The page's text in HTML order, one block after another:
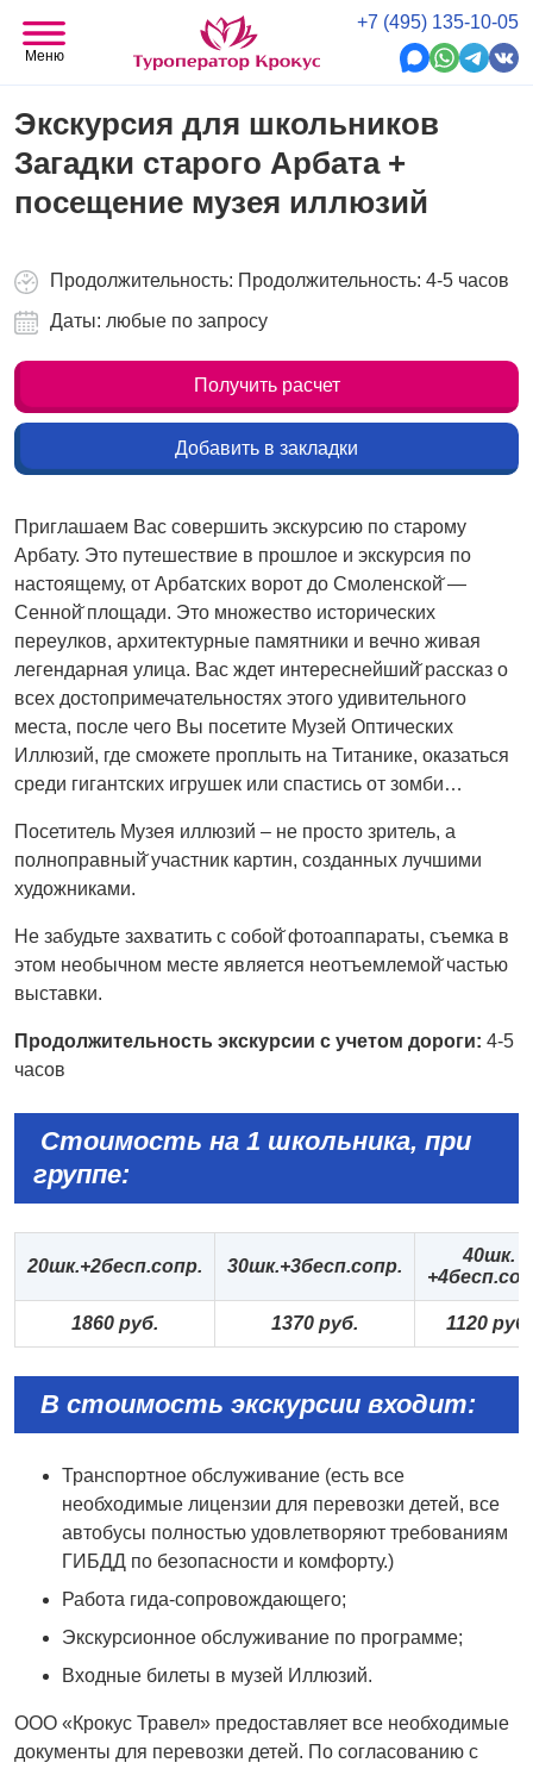
+7 (495) 135-10-05
Меню
Экскурсия для школьников
Загадки старого Арбата +
посещение музея иллюзий
Продолжительность: Продолжительность: 4-5 часов
Даты: любые по запросу
Получить расчет
Добавить в закладки
Приглашаем Вас совершить экскурсию по старому
Арбату. Это путешествие в прошлое и экскурсия по
настоящему, от Арбатских ворот до Смоленской̆ —
Сенной̆ площади. Это множество исторических
переулков, архитектурные памятники и вечно живая
легендарная улица. Вас ждет интереснейший̆ рассказ о
всех достопримечательностях этого удивительного
места, после чего Вы посетите Музей Оптических
Иллюзий, где сможете проплыть на Титанике, оказаться
среди гигантских игрушек или спастись от зомби…
Посетитель Музея иллюзий – не просто зритель, а
полноправный̆ участник картин, созданных лучшими
художниками.
Не забудьте захватить с собой̆ фотоаппараты, съемка в
этом необычном месте является неотъемлемой̆ частью
выставки.
Продолжительность экскурсии с учетом дороги: 4-5
часов
Стоимость на 1 школьника, при
группе:
20шк.+2бесп.сопр. 30шк.+3бесп.сопр.
40шк.
1860 руб. 1370 руб. 1120 руб.
В стоимость экскурсии входит:
Транспортное обслуживание (есть все
необходимые лицензии для перевозки детей, все
автобусы полностью удовлетворяют требованиям
ГИБДД по безопасности и комфорту.)
Работа гида-сопровождающего;
Экскурсионное обслуживание по программе;
Входные билеты в музей Иллюзий.
ООО «Крокус Травел» предоставляет все необходимые
документы для перевозки детей. По согласованию с